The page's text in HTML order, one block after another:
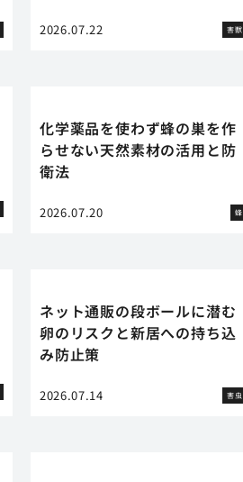
2026.07.22 害獣
化学薬品を使わず蜂の巣を作
らせない天然素材の活用と防
衛法
2026.07.20 蜂
ネット通販の段ボールに潜む
卵のリスクと新居への持ち込
み防止策
2026.07.14 害虫